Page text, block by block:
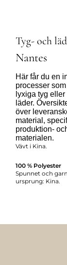
Tyg- och
Nantes
Här får du en
processer
lyxiga tyg
läder.
över
material,
produktion-
materialen.
Vävt i Kina.
100 % Polyester
Spunnet och
ursprung: Kina.